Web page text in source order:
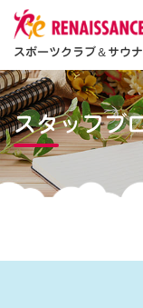
スポーツクラブ＆サウ
スタッフブ